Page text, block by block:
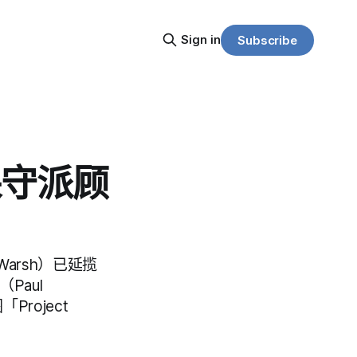
Sign in Subscribe
派顾
）已延揽
Paul
「Project